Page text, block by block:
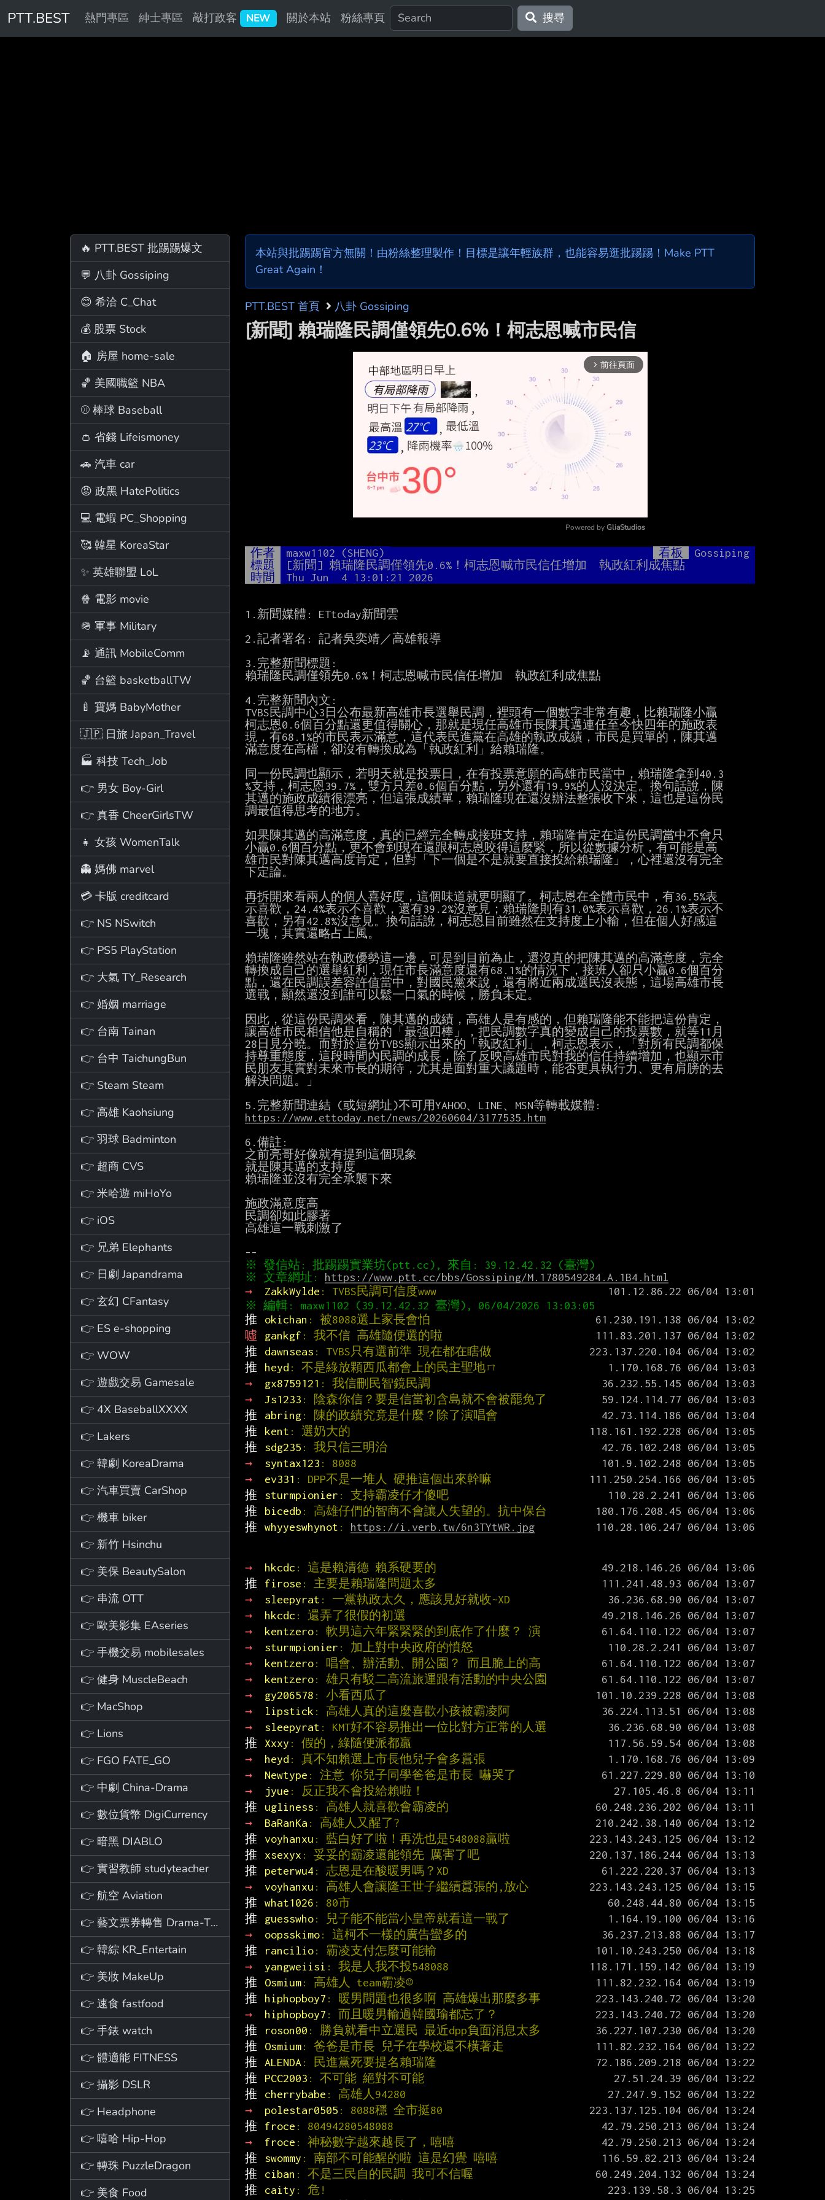
PTT.BEST 熱門專區 紳士專區 敲打政客 NEW 關於本站 粉絲專頁 搜尋
🔥 PTT.BEST 批踢踢爆文
💬 八卦 Gossiping
😊 希洽 C_Chat
💰 股票 Stock
🏠 房屋 home-sale
🏀 美國職籃 NBA
⚾ 棒球 Baseball
👛 省錢 Lifeismoney
🚗 汽車 car
😡 政黑 HatePolitics
💻 電蝦 PC_Shopping
🥰 韓星 KoreaStar
✨ 英雄聯盟 LoL
🍿 電影 movie
🪖 軍事 Military
📡 通訊 MobileComm
🏀 台籃 basketballTW
🍼 寶媽 BabyMother
🇯🇵 日旅 Japan_Travel
🏭 科技 Tech_Job
👉 男女 Boy-Girl
👉 真香 CheerGirlsTW
👧 女孩 WomenTalk
👻 媽佛 marvel
💳 卡版 creditcard
👉 NS NSwitch
👉 PS5 PlayStation
👉 大氣 TY_Research
👉 婚姻 marriage
👉 台南 Tainan
👉 台中 TaichungBun
👉 Steam Steam
👉 高雄 Kaohsiung
👉 羽球 Badminton
👉 超商 CVS
👉 米哈遊 miHoYo
👉 iOS
👉 兄弟 Elephants
👉 日劇 Japandrama
👉 玄幻 CFantasy
👉 ES e-shopping
👉 WOW
👉 遊戲交易 Gamesale
👉 4X BaseballXXXX
👉 Lakers
👉 韓劇 KoreaDrama
👉 汽車買賣 CarShop
👉 機車 biker
👉 新竹 Hsinchu
👉 美保 BeautySalon
👉 串流 OTT
👉 歐美影集 EAseries
👉 手機交易 mobilesales
👉 健身 MuscleBeach
👉 MacShop
👉 Lions
👉 FGO FATE_GO
👉 中劇 China-Drama
👉 數位貨幣 DigiCurrency
👉 暗黑 DIABLO
👉 實習教師 studyteacher
👉 航空 Aviation
👉 藝文票券轉售 Drama-Ticket
👉 韓綜 KR_Entertain
👉 美妝 MakeUp
👉 速食 fastfood
👉 手錶 watch
👉 體適能 FITNESS
👉 攝影 DSLR
👉 Headphone
👉 嘻哈 Hip-Hop
👉 轉珠 PuzzleDragon
👉 美食 Food
本站與批踢踢官方無關！由粉絲整理製作！目標是讓年輕族群，也能容易逛批踢踢！Make PTT
Great Again！
PTT.BEST 首頁 八卦 Gossiping
[新聞] 賴瑞隆民調僅領先0.6%！柯志恩喊市民信
arrow_forward_ios 前往頁面
Mute
Powered by GliaStudios
作者 maxw1102 (SHENG) 看板
Gossiping
標題
[新聞] 賴瑞隆民調僅領先0.6%！柯志恩喊市民信任增加　執政紅利成焦點
時間
Thu Jun  4 13:01:21 2026
1.新聞媒體: ETtoday新聞雲
2.記者署名: 記者吳奕靖／高雄報導
3.完整新聞標題:
賴瑞隆民調僅領先0.6%！柯志恩喊市民信任增加　執政紅利成焦點
4.完整新聞內文:
TVBS民調中心3日公布最新高雄市長選舉民調，裡頭有一個數字非常有趣，比賴瑞隆小贏
柯志恩0.6個百分點還更值得關心，那就是現任高雄市長陳其邁連任至今快四年的施政表
現，有68.1%的市民表示滿意，這代表民進黨在高雄的執政成績，市民是買單的，陳其邁
滿意度在高檔，卻沒有轉換成為「執政紅利」給賴瑞隆。
同一份民調也顯示，若明天就是投票日，在有投票意願的高雄市民當中，賴瑞隆拿到40.3
%支持，柯志恩39.7%，雙方只差0.6個百分點，另外還有19.9%的人沒決定。換句話說，陳
其邁的施政成績很漂亮，但這張成績單，賴瑞隆現在還沒辦法整張收下來，這也是這份民
調最值得思考的地方。
如果陳其邁的高滿意度，真的已經完全轉成接班支持，賴瑞隆肯定在這份民調當中不會只
小贏0.6個百分點，更不會到現在還跟柯志恩咬得這麼緊，所以從數據分析，有可能是高
雄市民對陳其邁高度肯定，但對「下一個是不是就要直接投給賴瑞隆」，心裡還沒有完全
下定論。
再拆開來看兩人的個人喜好度，這個味道就更明顯了。柯志恩在全體市民中，有36.5%表
示喜歡，24.4%表示不喜歡，還有39.2%沒意見；賴瑞隆則有31.0%表示喜歡，26.1%表示不
喜歡，另有42.8%沒意見。換句話說，柯志恩目前雖然在支持度上小輸，但在個人好感這
一塊，其實還略占上風。
賴瑞隆雖然站在執政優勢這一邊，可是到目前為止，還沒真的把陳其邁的高滿意度，完全
轉換成自己的選舉紅利，現任市長滿意度還有68.1%的情況下，接班人卻只小贏0.6個百分
點，還在民調誤差容許值當中，對國民黨來說，還有將近兩成選民沒表態，這場高雄市長
選戰，顯然還沒到誰可以鬆一口氣的時候，勝負未定。
因此，從這份民調來看，陳其邁的成績，高雄人是有感的，但賴瑞隆能不能把這份肯定，
讓高雄市民相信他是自稱的「最強四棒」，把民調數字真的變成自己的投票數，就等11月
28日見分曉。而對於這份TVBS顯示出來的「執政紅利」，柯志恩表示，「對所有民調都保
持尊重態度，這段時間內民調的成長，除了反映高雄市民對我的信任持續增加，也顯示市
民朋友其實對未來市長的期待，尤其是面對重大議題時，能否更具執行力、更有肩膀的去
解決問題。」
https://www.ettoday.net/news/20260604/3177535.htm
6.備註:
之前亮哥好像就有提到這個現象
就是陳其邁的支持度
賴瑞隆並沒有完全承襲下來
施政滿意度高
民調卻如此膠著
高雄這一戰刺激了
※ 文章網址: https://www.ptt.cc/bbs/Gossiping/M.1780549284.A.1B4.html
→
ZakkWylde : TVBS民調可信度www
推
okichan : 被8088選上家長會怕
噓
gankgf : 我不信 高雄隨便選的啦
推
dawnseas : TVBS只有選前準 現在都在瞎做
推
heyd : 不是綠放顆西瓜都會上的民主聖地ㄇ
→
gx8759121 : 我信刪民智鏡民調
→
Js1233 : 陰森你信？要是信當初含島就不會被罷免了
推
abring: 陳的政績究竟是什麼？除了演唱會
推
kent : 選奶大的
推
sdg235 : 我只信三明治
→
syntax123 : 8088
→
ev331 : DPP不是一堆人 硬推這個出來幹嘛
推
sturmpionier : 支持霸凌仔才傻吧
推
bicedb : 高雄仔們的智商不會讓人失望的。抗中保台
推 whyyeswhynot : https://i.verb.tw/6n3TYtWR.jpg
→ hkcdc : 這是賴清德 賴系硬要的
推
firose : 主要是賴瑞隆問題太多
→
sleepyrat : 一黨執政太久，應該見好就收~XD
→
hkcdc : 還弄了很假的初選
→
kentzero: 軟男這六年緊緊緊的到底作了什麼？ 演
→
sturmpionier : 加上對中央政府的憤怒
→
kentzero: 唱會、辦活動、開公園？ 而且脆上的高
→
kentzero: 雄只有駁二高流旅運跟有活動的中央公園
→
gy206578 : 小看西瓜了
→
lipstick : 高雄人真的這麼喜歡小孩被霸凌阿
→
sleepyrat : KMT好不容易推出一位比對方正常的人選
推
Xxxy : 假的，綠隨便派都贏
→
heyd : 真不知賴選上市長他兒子會多囂張
→
Newtype : 注意 你兒子同學爸爸是市長 嚇哭了
→
jyue : 反正我不會投給賴啦！
推
ugliness : 高雄人就喜歡會霸凌的
→
BaRanKa : 高雄人又醒了?
推
voyhanxu : 藍白好了啦！再洗也是548088贏啦
推
xsexyx : 妥妥的霸凌還能領先 厲害了吧
推
peterwu4 : 志恩是在酸暖男嗎？XD
→
voyhanxu : 高雄人會讓隆王世子繼續囂張的,放心
推 what1026 : 80市
推
guesswho: 兒子能不能當小皇帝就看這一戰了
→
oopsskimo: 這柯不一樣的廣告蠻多的
推
rancilio: 霸凌支付怎麼可能輸
→
yangweiisi : 我是人我不投548088
推
Osmium: 高雄人 team霸凌☺
推
hiphopboy7 : 暖男問題也很多啊 高雄爆出那麼多事
→
hiphopboy7 : 而且暖男輸過韓國瑜都忘了？
推
roson00 : 勝負就看中立選民 最近dpp負面消息太多
推
Osmium: 爸爸是市長 兒子在學校還不橫著走
推 ALENDA: 民進黨死要提名賴瑞隆
推
PCC2003 : 不可能 絕對不可能
推
cherrybabe : 高雄人94280
→
polestar0505 : 8088穩 全市挺80
推
froce : 80494280548088
→
froce : 神秘數字越來越長了，嘻嘻
推
swommy : 南部不可能醒的啦 這是幻覺 嘻嘻
推
ciban : 不是三民自的民調 我可不信喔
推
caity : 危!